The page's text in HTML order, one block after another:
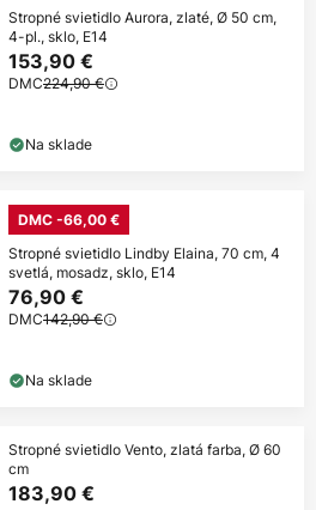
Stropné svietidlo Aurora, zlaté, Ø 50 cm,
4-pl., sklo, E14
153,90 €
DMC224,90 €
Na sklade
DMC -66,00 €
Stropné svietidlo Lindby Elaina, 70 cm, 4
svetlá, mosadz, sklo, E14
76,90 €
DMC142,90 €
Na sklade
Stropné svietidlo Vento, zlatá farba, Ø 60
cm
183,90 €